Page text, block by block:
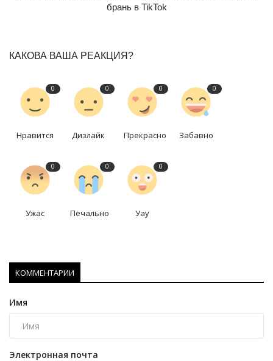
брань в TikTok
КАКОВА ВАША РЕАКЦИЯ?
0
Нравится
0
Дизлайк
0
Прекрасно
0
Забавно
0
Ужас
0
Печально
0
Уау
КОММЕНТАРИИ
Имя
Электронная почта